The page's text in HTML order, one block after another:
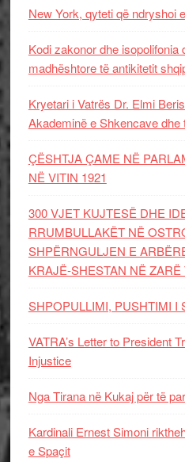
New York, qyteti që
Kodi zakonor dhe
madhështore të antikitetit
Kryetari i Vatrës Dr. Elmi
Akademinë e Shkencave
ÇËSHTJA ÇAME NË
NË VITIN 1921
300 VJET KUJTESË DHE
RRUMBULLAKËT NË
SHPËRNGULJEN E
KRAJË-SHESTAN NË ZARË
SHPOPULLIMI, PUSHTIMI I
VATRA’s Letter to President
Injustice
Nga Tirana në Kukaj për të
Kardinali Ernest Simoni
e Spaçit